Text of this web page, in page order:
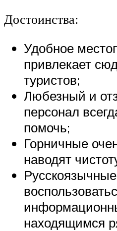
Достоинства:
Удобное
привлекает
туристов;
Любезный и
персонал
помочь;
Горничные
наводят
находящимся